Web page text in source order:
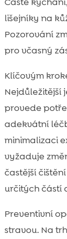
lišejníky na
Pozorování
pro včasný
Klíčovým
Nejdůležitější
provede
adekvátní
minimalizaci
vyžaduje
častější
určitých částí
Preventivní
stravou. Na